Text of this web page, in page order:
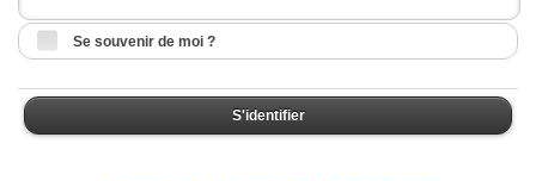
Se souvenir de moi ?
S'identifier